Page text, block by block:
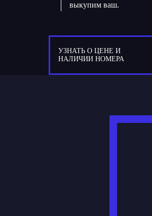
выкупим ваш.
УЗНАТЬ О ЦЕНЕ И
НАЛИЧИИ НОМЕРА